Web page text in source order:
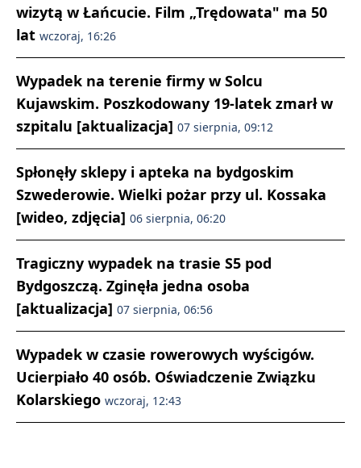
wizytą w Łańcucie. Film „Trędowata" ma 50
lat wczoraj, 16:26
Wypadek na terenie firmy w Solcu
Kujawskim. Poszkodowany 19-latek zmarł w
szpitalu [aktualizacja] 07 sierpnia, 09:12
Spłonęły sklepy i apteka na bydgoskim
Szwederowie. Wielki pożar przy ul. Kossaka
[wideo, zdjęcia] 06 sierpnia, 06:20
Tragiczny wypadek na trasie S5 pod
Bydgoszczą. Zginęła jedna osoba
[aktualizacja] 07 sierpnia, 06:56
Wypadek w czasie rowerowych wyścigów.
Ucierpiało 40 osób. Oświadczenie Związku
Kolarskiego wczoraj, 12:43